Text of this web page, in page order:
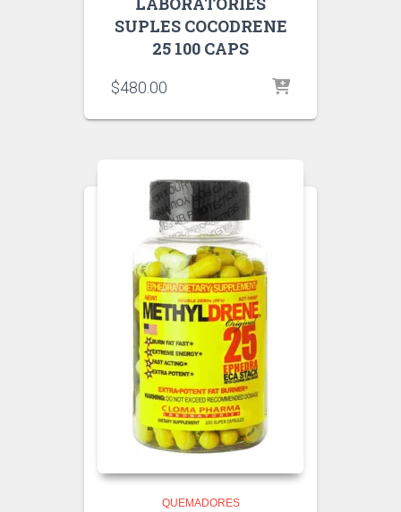
SUPLES COCODRENE
25 100 CAPS
$480.00
QUEMADORES